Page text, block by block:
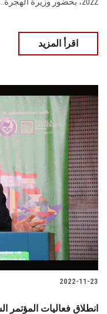
اقرأ المزيد
2022-11-23
انطلاق فعاليات المؤتمر